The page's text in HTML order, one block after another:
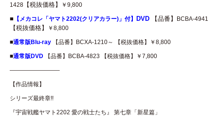
1428 【税抜価格】 ￥9,800
■ 【メカコレ「ヤマト2202(クリアカラー)」付】 DVD 【品番】 BCBA-4941
【税抜価格】 ￥8,800
■通常版Blu-ray 【品番】BCXA-1210～ 【税抜価格】￥8,800
■通常版DVD 【品番】BCBA-4823 【税抜価格】￥7,800
————————–
【作品情報】
シリーズ最終章!!
『宇宙戦艦ヤマト2202 愛の戦士たち』 第七章「新星篇」